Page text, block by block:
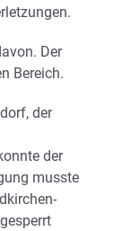
Der
Bereich.
der
der
musste